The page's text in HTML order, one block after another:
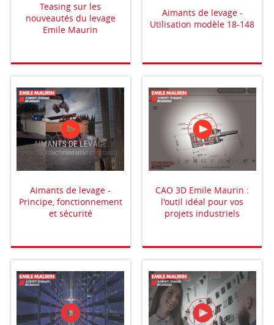
Teasing sur les
nouveautés du levage
Emile Maurin
Aimants de levage -
Utilisation modèle 18-148
Aimants de levage -
Principe, fonctionnement
et sécurité
CAO 3D Emile Maurin :
l'outil idéal pour vos
projets industriels